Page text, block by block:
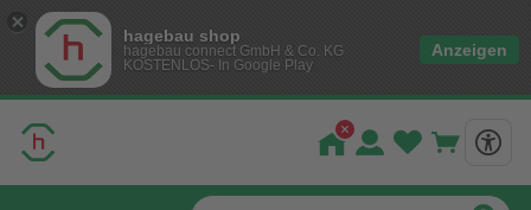
hagebau shop
hagebau connect GmbH & Co. KG
KOSTENLOS- In Google Play
Anzeigen